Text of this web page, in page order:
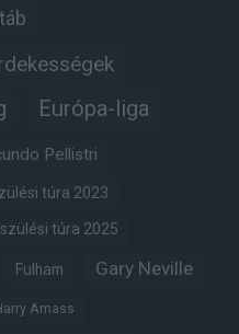
Európa-liga
Pellistri
túra 2023
túra 2025
Fulham Gary Neville
Amass